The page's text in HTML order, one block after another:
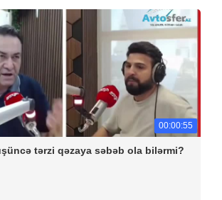
00:00:55
tərzi qəzaya səbəb ola bilərmi?